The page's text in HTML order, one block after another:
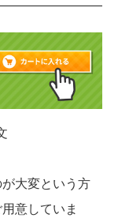
大変という方
意していま